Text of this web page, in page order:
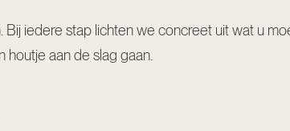
iedere stap lichten we concreet uit wat u
aan de slag gaan.